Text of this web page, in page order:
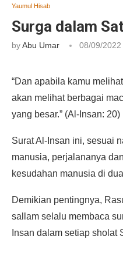
Yaumul Hisab
Surga dalam
byAbu Umar 08/09/2022
“Dan apabila kamu
akan melihat berbagai
yang besar.” (Al-Insan: 20)
Surat Al-Insan ini, sesuai
manusia, perjalananya
kesudahan manusia di
Demikian pentingnya,
sallam selalu membaca
Insan dalam setiap sholat